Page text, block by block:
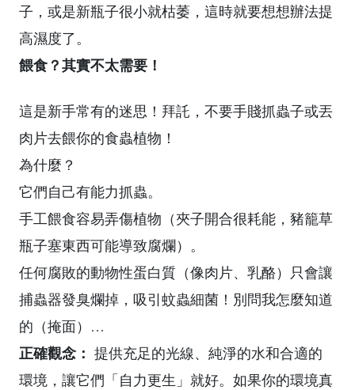
子，或是新瓶子很小就枯萎，這時就要想想辦法提
高濕度了。
餵食？其實不太需要！
這是新手常有的迷思！拜託，不要手賤抓蟲子或丟
肉片去餵你的食蟲植物！
為什麼？
它們自己有能力抓蟲。
手工餵食容易弄傷植物（夾子開合很耗能，豬籠草
瓶子塞東西可能導致腐爛）。
任何腐敗的動物性蛋白質（像肉片、乳酪）只會讓
捕蟲器發臭爛掉，吸引蚊蟲細菌！別問我怎麼知道
的（掩面）…
正確觀念： 提供充足的光線、純淨的水和合適的
環境，讓它們「自力更生」就好。如果你的環境真